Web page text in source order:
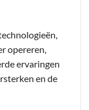
opereren,
ervaringen
en de